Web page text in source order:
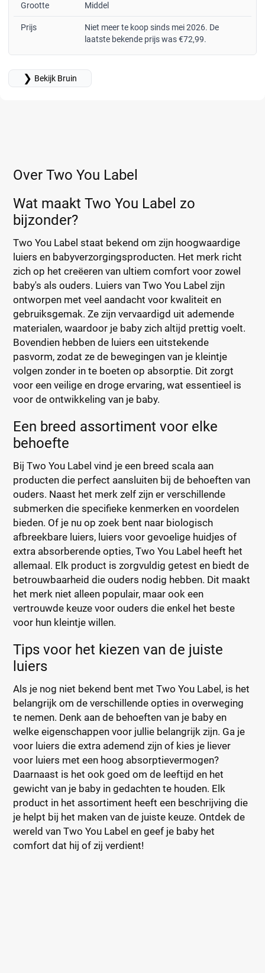
Grootte Middel
Prijs
Niet meer te koop sinds mei 2026. De
laatste bekende prijs was €72,99.
❯ Bekijk Bruin
Over Two You Label
Wat maakt Two You Label zo
bijzonder?
Two You Label staat bekend om zijn hoogwaardige
luiers en babyverzorgingsproducten. Het merk richt
zich op het creëeren van ultiem comfort voor zowel
baby's als ouders. Luiers van Two You Label zijn
ontworpen met veel aandacht voor kwaliteit en
gebruiksgemak. Ze zijn vervaardigd uit ademende
materialen, waardoor je baby zich altijd prettig voelt.
Bovendien hebben de luiers een uitstekende
pasvorm, zodat ze de bewegingen van je kleintje
volgen zonder in te boeten op absorptie. Dit zorgt
voor een veilige en droge ervaring, wat essentieel is
voor de ontwikkeling van je baby.
Een breed assortiment voor elke
behoefte
Bij Two You Label vind je een breed scala aan
producten die perfect aansluiten bij de behoeften van
ouders. Naast het merk zelf zijn er verschillende
submerken die specifieke kenmerken en voordelen
bieden. Of je nu op zoek bent naar biologisch
afbreekbare luiers, luiers voor gevoelige huidjes of
extra absorberende opties, Two You Label heeft het
allemaal. Elk product is zorgvuldig getest en biedt de
betrouwbaarheid die ouders nodig hebben. Dit maakt
het merk niet alleen populair, maar ook een
vertrouwde keuze voor ouders die enkel het beste
voor hun kleintje willen.
Tips voor het kiezen van de juiste
luiers
Als je nog niet bekend bent met Two You Label, is het
belangrijk om de verschillende opties in overweging
te nemen. Denk aan de behoeften van je baby en
welke eigenschappen voor jullie belangrijk zijn. Ga je
voor luiers die extra ademend zijn of kies je liever
voor luiers met een hoog absorptievermogen?
Daarnaast is het ook goed om de leeftijd en het
gewicht van je baby in gedachten te houden. Elk
product in het assortiment heeft een beschrijving die
je helpt bij het maken van de juiste keuze. Ontdek de
wereld van Two You Label en geef je baby het
comfort dat hij of zij verdient!